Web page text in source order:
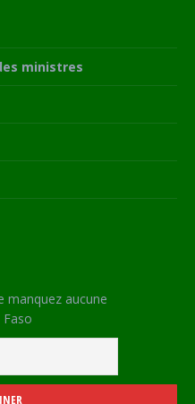
ministres
manquez aucune